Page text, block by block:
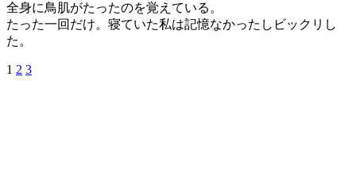
全身に鳥肌がたったのを覚えている。
たった一回だけ。寝ていた私は記憶なかったしビックリし
た。
1 2 3